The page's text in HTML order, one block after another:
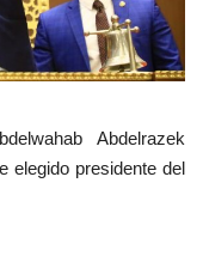
Abdelrazek
elegido presidente del